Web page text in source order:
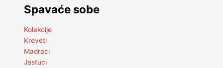
Spavaće sobe
Kolekcije
Kreveti
Madraci
Jastuci